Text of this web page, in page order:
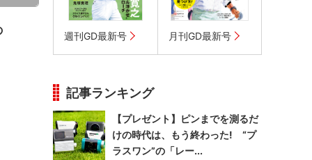
週刊GD最新号 月刊GD最新号
記事ランキング
【プレゼント】ピンまでを測るだ
けの時代は、もう終わった! “プ
ラスワン”の「レー...